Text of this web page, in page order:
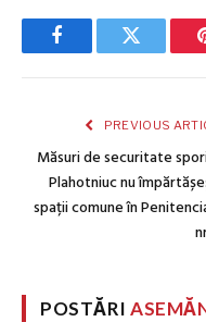
FacebookTwitter
PREVIOUS
Măsuri de securitate
Plahotniuc nu
spații comune în
POSTĂRI